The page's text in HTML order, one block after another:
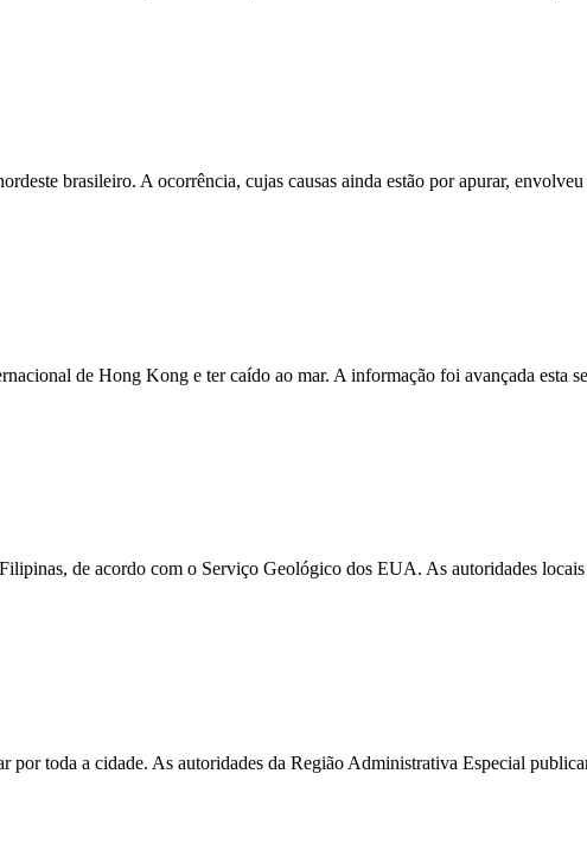
brasileiro. A ocorrência, cujas causas ainda estão por apurar,
de Hong Kong e ter caído ao mar. A informação foi avançada esta
de acordo com o Serviço Geológico dos EUA. As autoridades
por toda a cidade. As autoridades da Região Administrativa Especial